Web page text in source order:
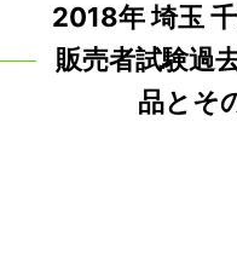
2018年 埼玉
販売者試験過
品とそ